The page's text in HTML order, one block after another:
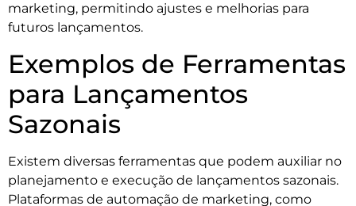
marketing, permitindo ajustes e melhorias para
futuros lançamentos.
Exemplos de Ferramentas
para Lançamentos
Sazonais
Existem diversas ferramentas que podem auxiliar no
planejamento e execução de lançamentos sazonais.
Plataformas de automação de marketing, como